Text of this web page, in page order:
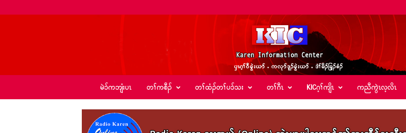
အဲ
မဲၥ်ကဘျံးပၤ တၢ်ကစီၣ် တၢ်ထံၣ်တၢ်ပၥ်သး တၢ်ဂီၤ KICဂ့ၢ်ကျိၤ ကညီကွဲၤလ့လိၤ